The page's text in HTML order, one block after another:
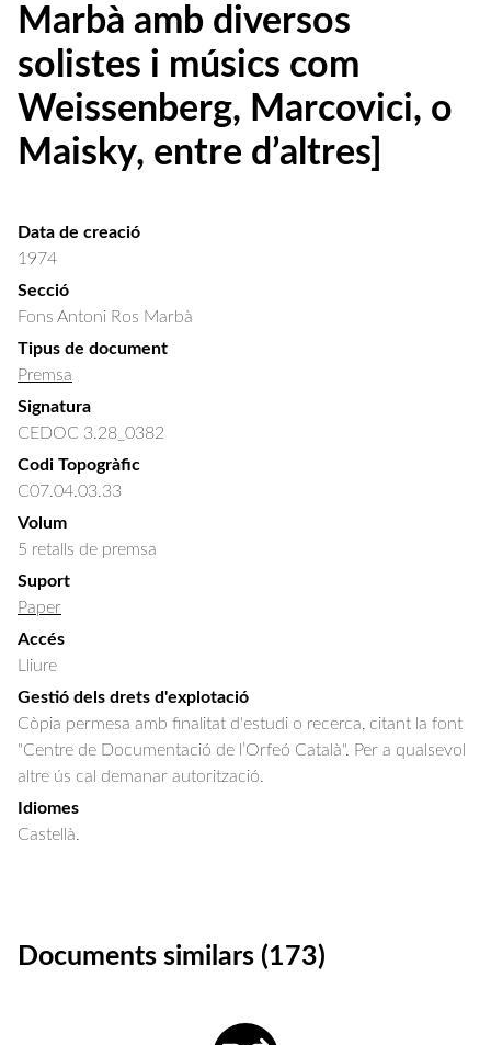
Marbà amb diversos
solistes i músics com
Weissenberg, Marcovici, o
Maisky, entre d’altres]
Data de creació
1974
Secció
Fons Antoni Ros Marbà
Tipus de document
Premsa
Signatura
CEDOC 3.28_0382
Codi Topogràfic
C07.04.03.33
Volum
5 retalls de premsa
Suport
Paper
Accés
Lliure
Gestió dels drets d'explotació
Còpia permesa amb finalitat d'estudi o recerca, citant la font
"Centre de Documentació de l’Orfeó Català". Per a qualsevol
altre ús cal demanar autorització.
Idiomes
Castellà.
Documents similars (173)